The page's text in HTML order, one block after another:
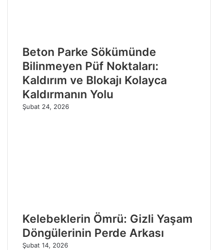
Beton Parke Sökümünde
Bilinmeyen Püf Noktaları:
Kaldırım ve Blokajı Kolayca
Kaldırmanın Yolu
Şubat 24, 2026
Kelebeklerin Ömrü: Gizli Yaşam
Döngülerinin Perde Arkası
Şubat 14, 2026